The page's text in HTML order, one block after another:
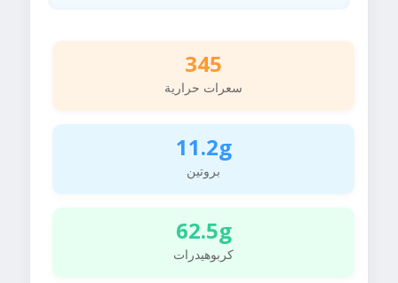
345
سعرات حرارية
11.2g
بروتين
62.5g
كربوهيدرات